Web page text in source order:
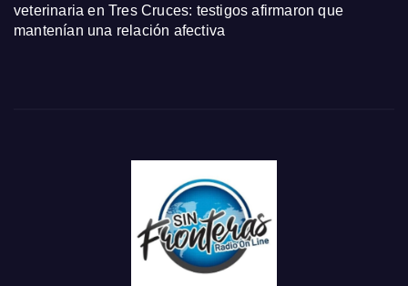
veterinaria en Tres Cruces: testigos afirmaron que
mantenían una relación afectiva